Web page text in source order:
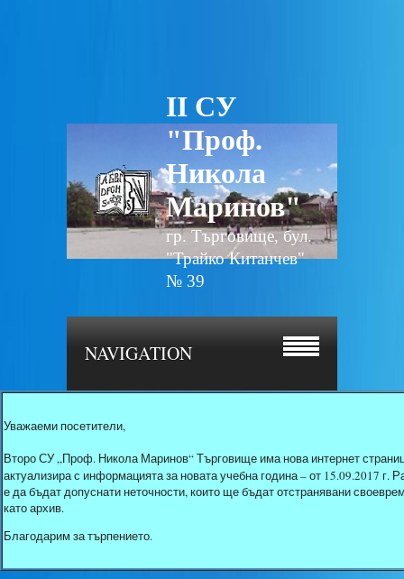
II СУ
"Проф.
Никола
Маринов"
гр. Търговище, бул.
"Трайко Китанчев"
№ 39
NAVIGATION
Уважаеми посетители,
Второ СУ „Проф. Никола Маринов“ Търговище има нова интернет
актуализира с информацията за новата учебна година – от 15.09.2017
е да бъдат допуснати неточности, които ще бъдат отстранявани
като архив.
Благодарим за търпението.